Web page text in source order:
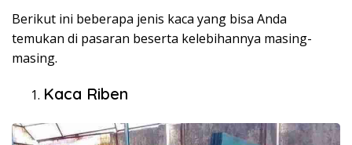
Berikut ini beberapa jenis kaca yang bisa Anda
temukan di pasaran beserta kelebihannya masing-
masing.
Kaca Riben